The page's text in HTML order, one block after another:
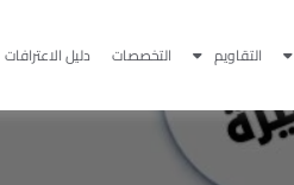
التقاويم التخصصات دليل الاعترافات